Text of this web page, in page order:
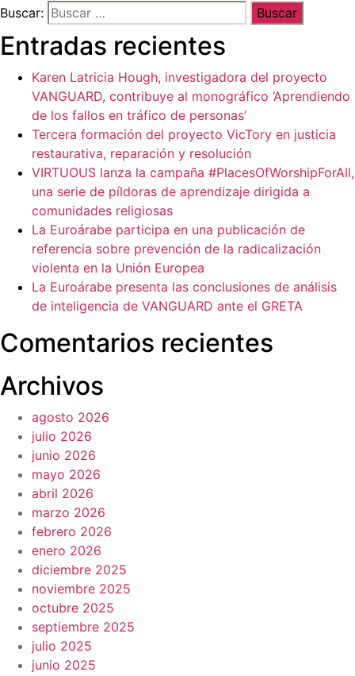
Buscar:
Entradas recientes
Karen Latricia Hough, investigadora del proyecto
VANGUARD, contribuye al monográfico ‘Aprendiendo
de los fallos en tráfico de personas’
Tercera formación del proyecto VicTory en justicia
restaurativa, reparación y resolución
VIRTUOUS lanza la campaña #PlacesOfWorshipForAll,
una serie de píldoras de aprendizaje dirigida a
comunidades religiosas
La Euroárabe participa en una publicación de
referencia sobre prevención de la radicalización
violenta en la Unión Europea
La Euroárabe presenta las conclusiones de análisis
de inteligencia de VANGUARD ante el GRETA
Comentarios recientes
Archivos
agosto 2026
julio 2026
junio 2026
mayo 2026
abril 2026
marzo 2026
febrero 2026
enero 2026
diciembre 2025
noviembre 2025
octubre 2025
septiembre 2025
julio 2025
junio 2025